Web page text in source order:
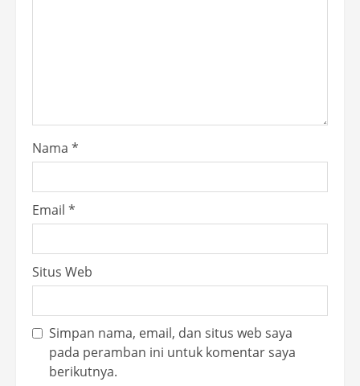
Nama *
Email *
Situs Web
Simpan nama, email, dan situs web saya
pada peramban ini untuk komentar saya
berikutnya.